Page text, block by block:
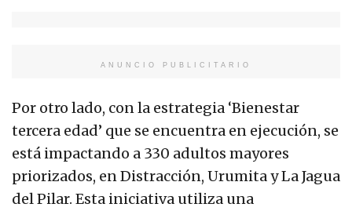
ANUNCIO PUBLICITARIO
Por otro lado, con la estrategia ‘Bienestar
tercera edad’ que se encuentra en ejecución, se
está impactando a 330 adultos mayores
priorizados, en Distracción, Urumita y La Jagua
del Pilar. Esta iniciativa utiliza una